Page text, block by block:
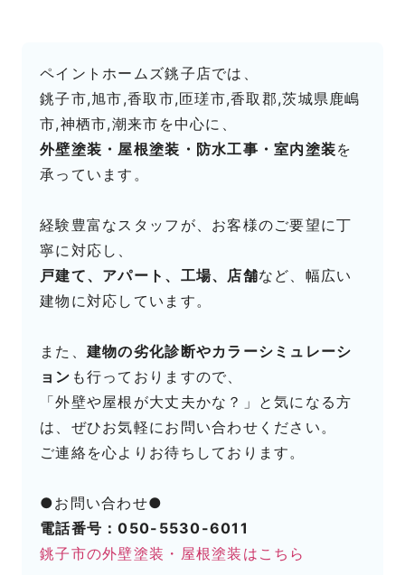
ペイントホームズ銚子店では、
銚子市,旭市,香取市,匝瑳市,香取郡,茨城県鹿嶋
市,神栖市,潮来市を中心に、
外壁塗装・屋根塗装・防水工事・室内塗装を
承っています。
経験豊富なスタッフが、お客様のご要望に丁
寧に対応し、
戸建て、アパート、工場、店舗など、幅広い
建物に対応しています。
また、 建物の劣化診断やカラーシミュレーシ
ョン も行っておりますので、
「外壁や屋根が大丈夫かな？」と気になる方
は、ぜひお気軽にお問い合わせください。
ご連絡を心よりお待ちしております。
●お問い合わせ●
電話番号：050-5530-6011
銚子市の外壁塗装・屋根塗装はこちら